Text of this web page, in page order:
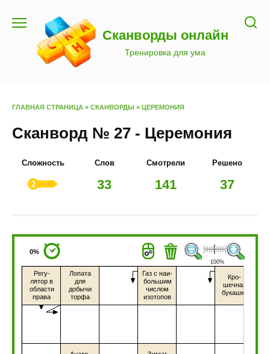
содержанию
Сканворды онлайн
Тренировка для ума
ГЛАВНАЯ СТРАНИЦА » СКАНВОРДЫ » ЦЕРЕМОНИЯ
Сканворд № 27 - Церемония
Сложность Слов
33
Смотрели
141
Решено
37
0%
100%